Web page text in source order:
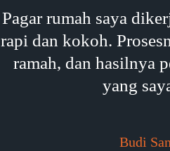
Pagar rumah saya
rapi dan kokoh.
ramah, dan hasilnya
yang
Budi